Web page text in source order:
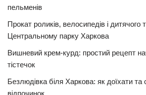
пельменів
Прокат роликів, велосипедів і дитячого
Центральному парку Харкова
Вишневий крем-курд: простий рецепт
тістечок
Безлюдівка біля Харкова: як доїхати та
відпочинок